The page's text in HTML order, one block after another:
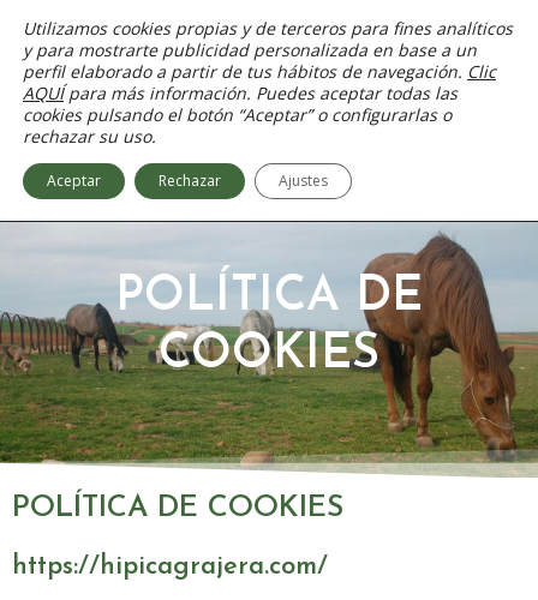
contenido
POLÍTICA DE
COOKIES
POLÍTICA DE COOKIES
https://hipicagrajera.com/
Utilizamos cookies propias y de terceros para fines analíticos
y para mostrarte publicidad personalizada en base a un
perfil elaborado a partir de tus hábitos de navegación. Clic
AQUÍpara más información. Puedes aceptar todas las
cookies pulsando el botón “Aceptar” o configurarlas o
rechazar su uso.
Aceptar Rechazar Ajustes